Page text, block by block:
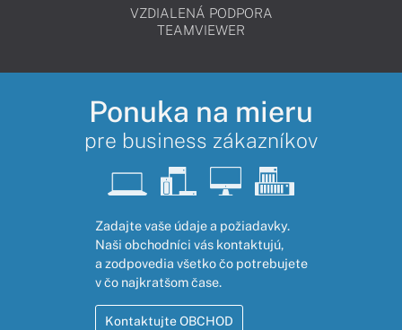
VZDIALENÁ PODPORA
TEAMVIEWER
Ponuka na mieru
pre business zákazníkov
Zadajte vaše údaje a požiadavky.
Naši obchodníci vás kontaktujú,
a zodpovedia všetko čo potrebujete
v čo najkratšom čase.
Kontaktujte OBCHOD